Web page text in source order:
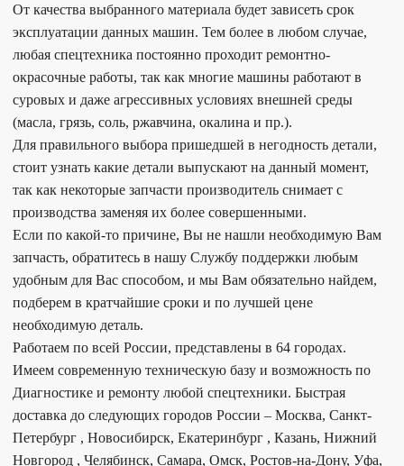
От качества выбранного материала будет зависеть срок
эксплуатации данных машин. Тем более в любом случае,
любая спецтехника постоянно проходит ремонтно-
окрасочные работы, так как многие машины работают в
суровых и даже агрессивных условиях внешней среды
(масла, грязь, соль, ржавчина, окалина и пр.).
Для правильного выбора пришедшей в негодность детали,
стоит узнать какие детали выпускают на данный момент,
так как некоторые запчасти производитель снимает с
производства заменяя их более совершенными.
Если по какой-то причине, Вы не нашли необходимую Вам
запчасть, обратитесь в нашу Службу поддержки любым
удобным для Вас способом, и мы Вам обязательно найдем,
подберем в кратчайшие сроки и по лучшей цене
необходимую деталь.
Работаем по всей России, представлены в 64 городах.
Имеем современную техническую базу и возможность по
Диагностике и ремонту любой спецтехники. Быстрая
доставка до следующих городов России – Москва, Санкт-
Петербург , Новосибирск, Екатеринбург , Казань, Нижний
Новгород , Челябинск, Самара, Омск, Ростов-на-Дону, Уфа,